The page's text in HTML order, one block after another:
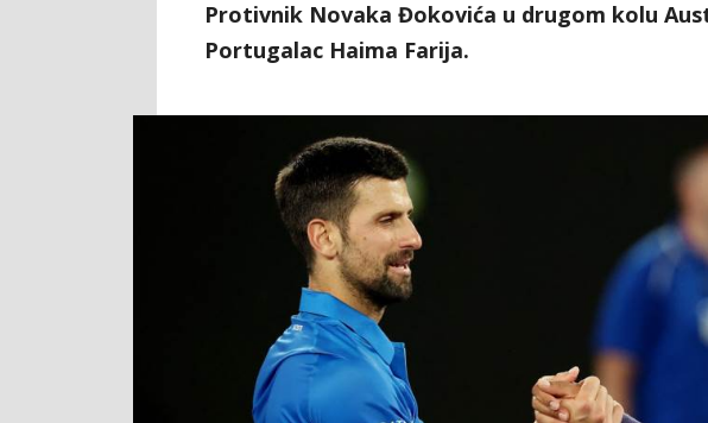
Protivnik Novaka Đokovića u drugom kolu
Portugalac Haima Farija.